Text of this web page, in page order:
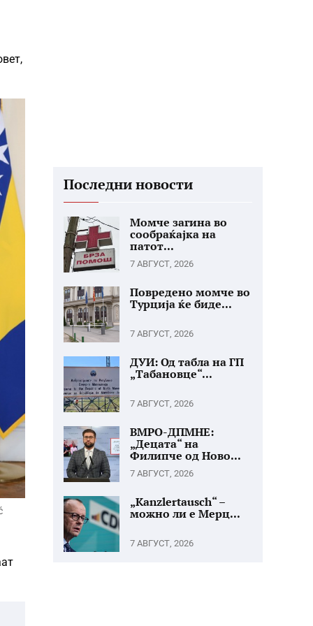
Последни новости
Момче загина во
сообраќајка на
патот...
7 АВГУСТ, 2026
Повредено момче во
Турција ќе биде...
7 АВГУСТ, 2026
ДУИ: Од табла на ГП
„Табановце“...
7 АВГУСТ, 2026
ВМРО-ДПМНЕ:
„Децата“ на
Филипче од Ново...
7 АВГУСТ, 2026
„Kanzlertausch“ –
можно ли е Мерц...
7 АВГУСТ, 2026